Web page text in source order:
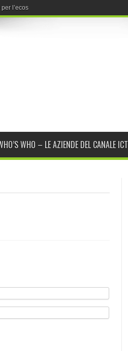
l’ecosistema dei partner di ca
WHO – LE AZIENDE DEL CANALE ICT